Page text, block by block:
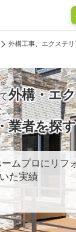
外構工事、エクステ
外構・エ
業者を探す
ームプロにリフ
た実績